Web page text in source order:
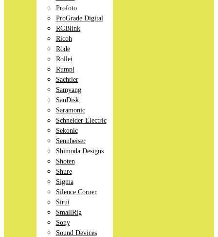
Profoto
ProGrade Digital
RGBlink
Ricoh
Rode
Rollei
Rumpl
Sachtler
Samyang
SanDisk
Saramonic
Schneider Electric
Sekonic
Sennheiser
Shimoda Designs
Shoten
Shure
Sigma
Silence Corner
Sirui
SmallRig
Sony
Sound Devices